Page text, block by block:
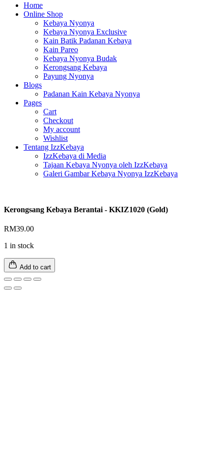
Home
Online Shop
Kebaya Nyonya
Kebaya Nyonya Exclusive
Kain Batik Padanan Kebaya
Kain Pareo
Kebaya Nyonya Budak
Kerongsang Kebaya
Payung Nyonya
Blogs
Padanan Kain Kebaya Nyonya
Pages
Cart
Checkout
My account
Wishlist
Tentang IzzKebaya
IzzKebaya di Media
Tajaan Kebaya Nyonya oleh IzzKebaya
Galeri Gambar Kebaya Nyonya IzzKebaya
Kerongsang Kebaya Berantai - KKIZ1020 (Gold)
RM39.00
1 in stock
Add to cart